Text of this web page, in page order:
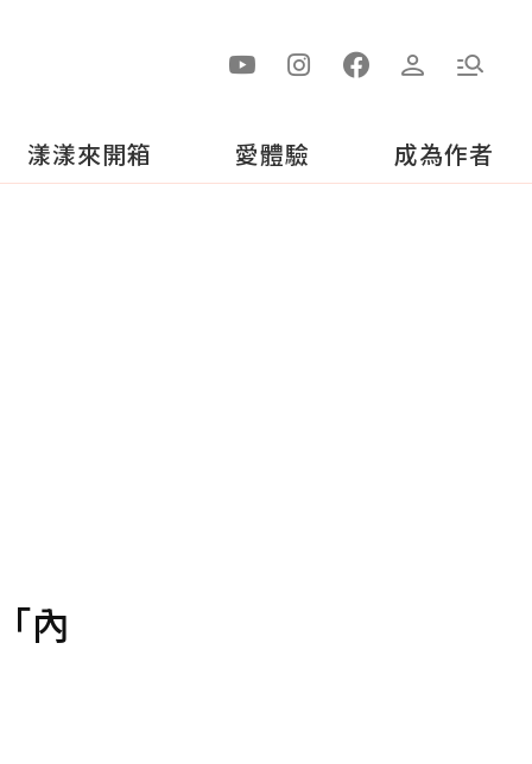
漾漾來開箱 愛體驗 成為作者
內